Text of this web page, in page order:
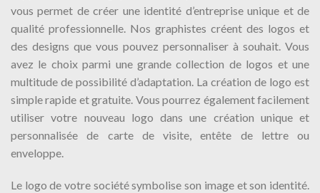
vous permet de créer une identité d’entreprise unique et de
qualité professionnelle. Nos graphistes créent des logos et
des designs que vous pouvez personnaliser à souhait. Vous
avez le choix parmi une grande collection de logos et une
multitude de possibilité d’adaptation. La création de logo est
simple rapide et gratuite. Vous pourrez également facilement
utiliser votre nouveau logo dans une création unique et
personnalisée de carte de visite, entête de lettre ou
enveloppe.
Le logo de votre société symbolise son image et son identité.